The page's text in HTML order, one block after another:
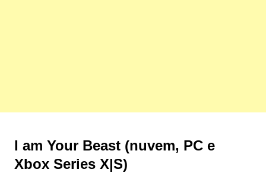
I am Your Beast (nuvem, PC e
Xbox Series X|S)